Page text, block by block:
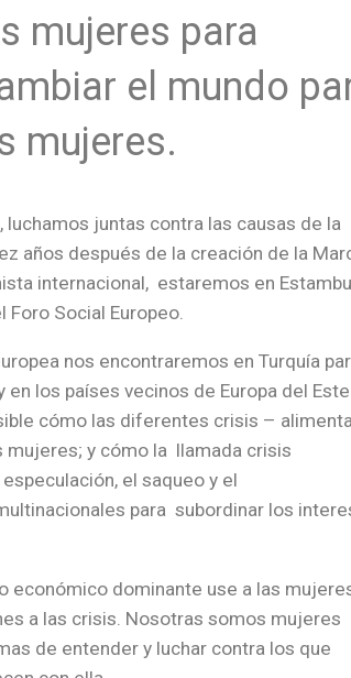
mujeres para
el mundo
mujeres.
juntas contra las causas de la
años después de la creación de la
internacional, estaremos en
Foro Social Europeo.
nos encontraremos en Turquía
los países vecinos de Europa del
cómo las diferentes crisis –
y cómo la llamada crisis
el saqueo y el
para subordinar los
económico dominante use a las
a las crisis. Nosotras somos mujeres
de entender y luchar contra los que